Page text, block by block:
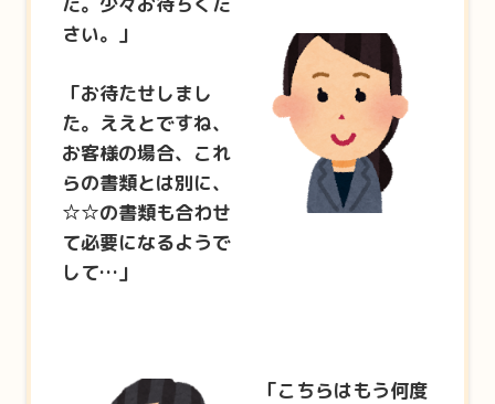
さい。」
「お待たせしまし
た。ええとですね、
お客様の場合、 これ
らの書類とは別に、
☆☆の書類も合わせ
て必要になるようで
して…」
「こちらはもう何度